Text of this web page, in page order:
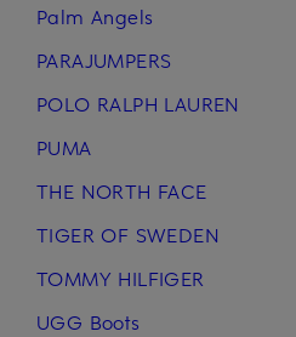
Palm Angels
PARAJUMPERS
POLO RALPH LAUREN
PUMA
THE NORTH FACE
TIGER OF SWEDEN
TOMMY HILFIGER
UGG Boots